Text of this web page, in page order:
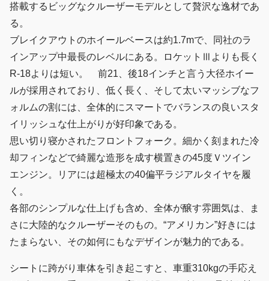
搭載するビッグなクルーザーモデルとして贅沢な逸材であ
る。
ブレイクアウトのホイールベースは約1.7mで、同社のラ
インアップ中最長のレベルにある。ロケットⅢよりも長く
R-18よりは短い。 前21、後18インチと言う大径ホイー
ルが採用されており、低く長く、そして太いマッシブなフ
ォルムの割には、全体的にスマートでバランスの良いスタ
イリッシュな仕上がりが好印象である。
思い切り寝かされたフロントフォーク。細かく刻まれた冷
却フィンなどで綺麗な造形を成す横置きの45度Ｖツイン
エンジン。リアには超極太の40偏平ラジアルタイヤを履
く。
各部のシンプルな仕上げも含め、全体が醸す雰囲気は、ま
さに大陸的なクルーザーそのもの。“アメリカン”好きには
たまらない、その如何にもなデザインが魅力的である。
シートに跨がり車体を引き起こすと、車重310kgの手応え